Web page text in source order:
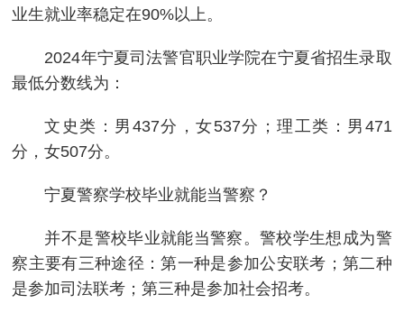
业生就业率稳定在90%以上。
2024年宁夏司法警官职业学院在宁夏省招生录取
最低分数线为：
文史类：男437分，女537分；理工类：男471
分，女507分。
宁夏警察学校毕业就能当警察？
并不是警校毕业就能当警察。警校学生想成为警
察主要有三种途径：第一种是参加公安联考；第二种
是参加司法联考；第三种是参加社会招考。